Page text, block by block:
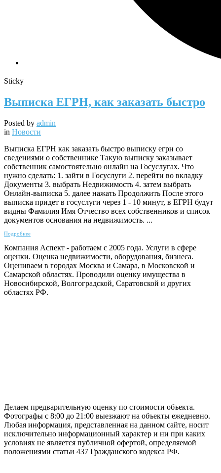
Sticky
Выписка ЕГРН, как заказать быстро
Posted by admin
in Новости
Выписка ЕГРН как заказать быстро выписку егрн со
сведениями о собственнике Такую выписку заказывает
собственник самостоятельно онлайн на Госуслугах. Что
нужно сделать: 1. зайти в Госуслуги 2. перейти во вкладку
Документы 3. выбрать Недвижимость 4. затем выбрать
Онлайн-выписка 5. далее нажать Продолжить После этого
выписка придет в госуслуги через 1 - 10 минут, в ЕГРН будут
видны Фамилия Имя Отчество всех собственников и список
документов основания на недвижимость. ...
Подробнее
Компания Аспект - работаем с 2005 года. Услуги в сфере
оценки. Оценка недвижимости, оборудования, бизнеса.
Оцениваем в городах Москва и Самара, в Московской и
Самарской областях. Проводили оценку имущества в
Новосибирской, Волгоградской, Саратовской и других
областях РФ.
Делаем предварительную оценку по стоимости объекта.
Фотографы с 8:00 до 21:00 выезжают на объекты ежедневно.
Любая информация, представленная на данном сайте, носит
исключительно информационный характер и ни при каких
условиях не является публичной офертой, определяемой
положениями статьи 437 Гражданского кодекса РФ.